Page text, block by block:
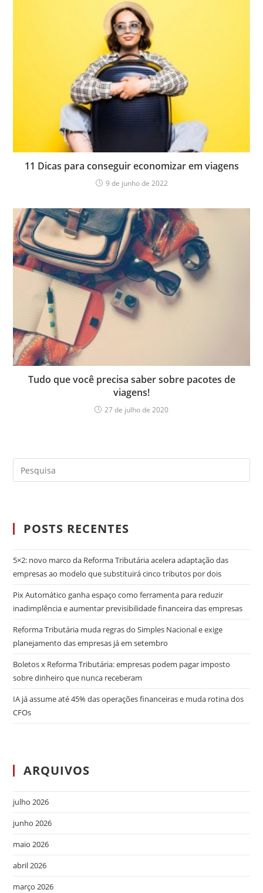
11 Dicas para conseguir economizar em viagens
9 de junho de 2022
Tudo que você precisa saber sobre pacotes de
viagens!
27 de julho de 2020
POSTS RECENTES
5×2: novo marco da Reforma Tributária acelera adaptação das
empresas ao modelo que substituirá cinco tributos por dois
Pix Automático ganha espaço como ferramenta para reduzir
inadimplência e aumentar previsibilidade financeira das empresas
Reforma Tributária muda regras do Simples Nacional e exige
planejamento das empresas já em setembro
Boletos x Reforma Tributária: empresas podem pagar imposto
sobre dinheiro que nunca receberam
IA já assume até 45% das operações financeiras e muda rotina dos
CFOs
ARQUIVOS
julho 2026
junho 2026
maio 2026
abril 2026
março 2026